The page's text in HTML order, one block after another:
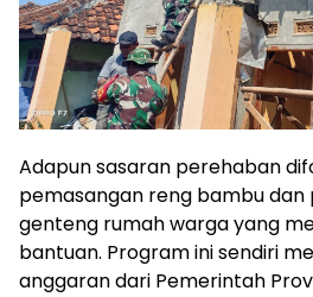
Adapun sasaran perehaban
pemasangan reng bambu dan
genteng rumah warga yang
bantuan. Program ini sendiri
anggaran dari Pemerintah